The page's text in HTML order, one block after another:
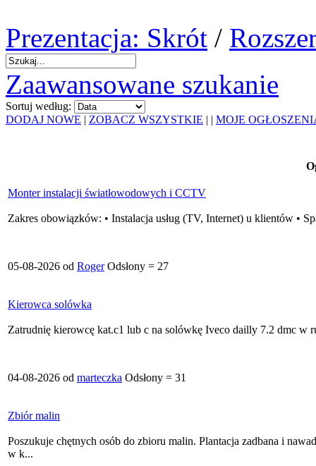
Prezentacja: Skrót /
Zaawansowane szukanie
Sortuj według:
DODAJ NOWE | ZOBACZ WSZYSTKIE | | MOJE
Monter instalacji światłowodowych i CCTV
Zakres obowiązków: • Instalacja usług (TV, Internet) u klientów •
05-08-2026 od RogerOdsłony = 27
Kierowca solówka
Zatrudnię kierowcę kat.c1 lub c na solówkę Iveco dailly 7.2 dmc w
04-08-2026 od marteczka Odsłony = 31
Zbiór malin
Poszukuje chętnych osób do zbioru malin. Plantacja zadbana i
w k...